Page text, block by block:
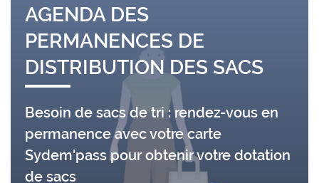
AGENDA DES
PERMANENCES DE
DISTRIBUTION DES SACS
Besoin de sacs de tri : rendez-vous en
permanence avec votre carte
Sydem'pass pour obtenir votre dotation
de sacs